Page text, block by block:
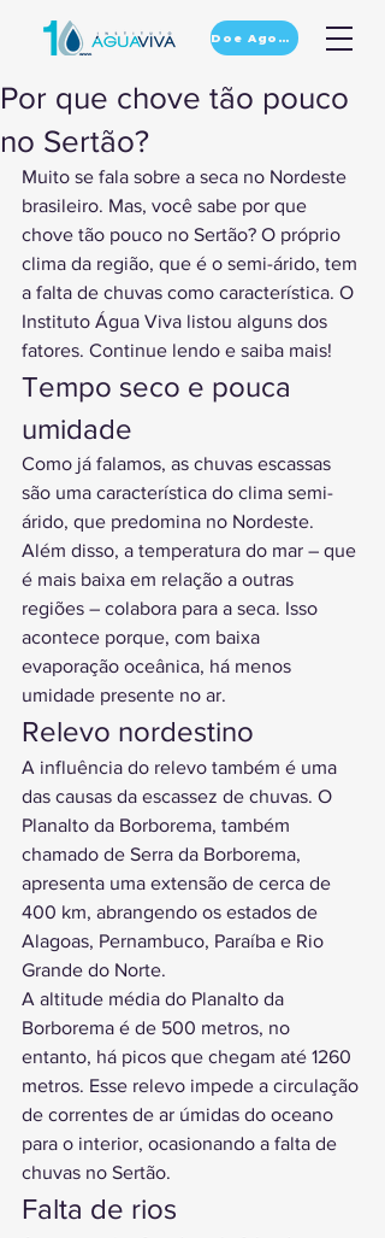
Doe Agora
Por que chove tão pouco
no Sertão?
Muito se fala sobre a seca no Nordeste
brasileiro. Mas, você sabe por que
chove tão pouco no Sertão? O próprio
clima da região, que é o semi-árido, tem
a falta de chuvas como característica. O
Instituto Água Viva listou alguns dos
fatores. Continue lendo e saiba mais!
Tempo seco e pouca
umidade
Como já falamos, as chuvas escassas
são uma característica do clima semi-
árido, que predomina no Nordeste.
Além disso, a temperatura do mar – que
é mais baixa em relação a outras
regiões – colabora para a seca. Isso
acontece porque, com baixa
evaporação oceânica, há menos
umidade presente no ar.
Relevo nordestino
A influência do relevo também é uma
das causas da escassez de chuvas. O
Planalto da Borborema, também
chamado de Serra da Borborema,
apresenta uma extensão de cerca de
400 km, abrangendo os estados de
Alagoas, Pernambuco, Paraíba e Rio
Grande do Norte.
A altitude média do Planalto da
Borborema é de 500 metros, no
entanto, há picos que chegam até 1260
metros. Esse relevo impede a circulação
de correntes de ar úmidas do oceano
para o interior, ocasionando a falta de
chuvas no Sertão.
Falta de rios